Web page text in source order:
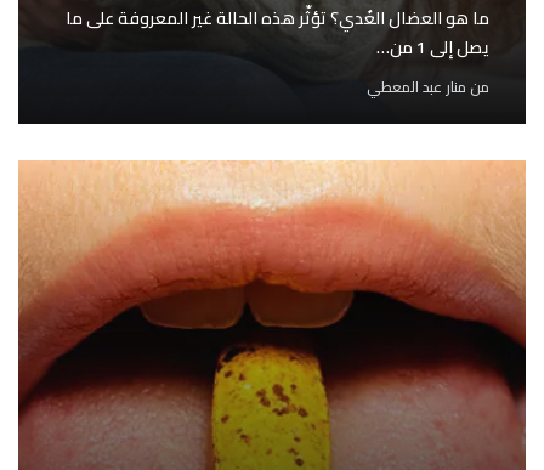
ما هو العضال الغُدي؟ تؤثّر هذه الحالة غير المعروفة على ما
يصل إلى 1 من…
من منار عبد المعطي